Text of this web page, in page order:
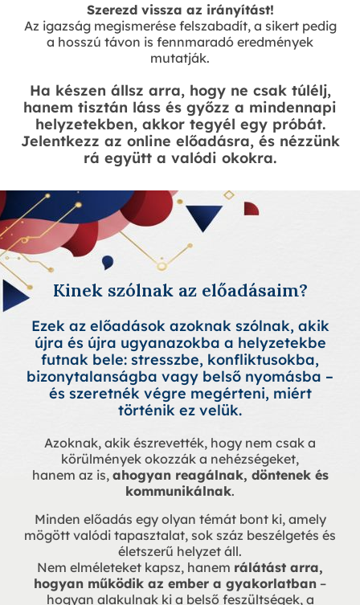
Szerezd vissza az irányítást!
Az igazság megismerése felszabadít, a sikert pedig
a hosszú távon is fennmaradó eredmények
mutatják.
Ha készen állsz arra, hogy ne csak túlélj,
hanem tisztán láss és győzz a mindennapi
helyzetekben, akkor tegyél egy próbát.
Jelentkezz az online előadásra, és nézzünk
rá együtt a valódi okokra.
Kinek szólnak az előadásaim?
Ezek az előadások azoknak szólnak, akik
újra és újra ugyanazokba a helyzetekbe
futnak bele: stresszbe, konfliktusokba,
bizonytalanságba vagy belső nyomásba –
és szeretnék végre megérteni, miért
történik ez velük.
Azoknak, akik észrevették, hogy nem csak a
körülmények okozzák a nehézségeket,
hanem az is, ahogyan reagálnak, döntenek és
kommunikálnak.
Minden előadás egy olyan témát bont ki, amely
mögött valódi tapasztalat, sok száz beszélgetés és
életszerű helyzet áll.
Nem elméleteket kapsz, hanem rálátást arra,
hogyan működik az ember a gyakorlatban –
hogyan alakulnak ki a belső feszültségek, a